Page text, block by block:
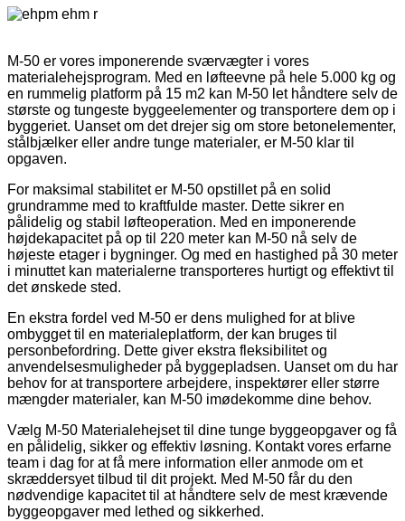
M-50 er vores imponerende sværvægter i vores
materialehejsprogram. Med en løfteevne på hele 5.000 kg og
en rummelig platform på 15 m2 kan M-50 let håndtere selv de
største og tungeste byggeelementer og transportere dem op i
byggeriet. Uanset om det drejer sig om store betonelementer,
stålbjælker eller andre tunge materialer, er M-50 klar til
opgaven.
For maksimal stabilitet er M-50 opstillet på en solid
grundramme med to kraftfulde master. Dette sikrer en
pålidelig og stabil løfteoperation. Med en imponerende
højdekapacitet på op til 220 meter kan M-50 nå selv de
højeste etager i bygninger. Og med en hastighed på 30 meter
i minuttet kan materialerne transporteres hurtigt og effektivt til
det ønskede sted.
En ekstra fordel ved M-50 er dens mulighed for at blive
ombygget til en materialeplatform, der kan bruges til
personbefordring. Dette giver ekstra fleksibilitet og
anvendelsesmuligheder på byggepladsen. Uanset om du har
behov for at transportere arbejdere, inspektører eller større
mængder materialer, kan M-50 imødekomme dine behov.
Vælg M-50 Materialehejset til dine tunge byggeopgaver og få
en pålidelig, sikker og effektiv løsning. Kontakt vores erfarne
team i dag for at få mere information eller anmode om et
skræddersyet tilbud til dit projekt. Med M-50 får du den
nødvendige kapacitet til at håndtere selv de mest krævende
byggeopgaver med lethed og sikkerhed.